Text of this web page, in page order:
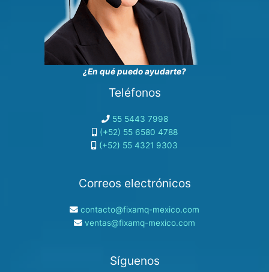
¿En qué puedo ayudarte?
Teléfonos
55 5443 7998
(+52) 55 6580 4788
(+52) 55 4321 9303
Correos electrónicos
contacto@fixamq-mexico.com
ventas@fixamq-mexico.com
Síguenos